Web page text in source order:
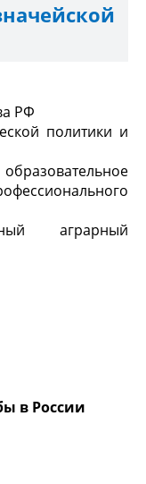
РФ
политики и
аграрный
в России